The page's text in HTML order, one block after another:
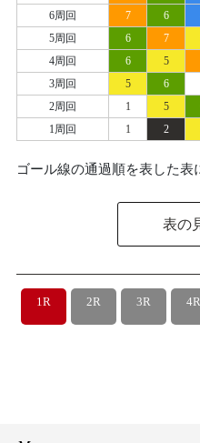
6周回
7 6
5周回
6 7
4周回
6 5
3周回
5 6
2周回
1 5
1周回
1 2
ゴール線の通過順を表した表
表の
1R 2R 3R 4R